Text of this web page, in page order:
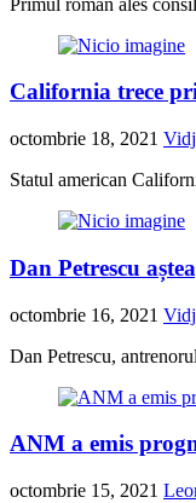
California trece
octombrie 18, 2021
Statul american
Dan Petrescu
octombrie 16, 2021
Dan Petrescu,
ANM a emis
octombrie 15, 2021